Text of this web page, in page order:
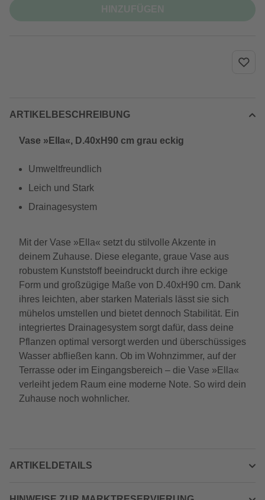
ARTIKELBESCHREIBUNG
Vase »Ella«, D.40xH90 cm grau eckig
Umweltfreundlich
Leich und Stark
Drainagesystem
Mit der Vase »Ella« setzt du stilvolle Akzente in
deinem Zuhause. Diese elegante, graue Vase aus
robustem Kunststoff beeindruckt durch ihre eckige
Form und großzügige Maße von D.40xH90 cm. Dank
ihres leichten, aber starken Materials lässt sie sich
mühelos umstellen und bietet dennoch Stabilität. Ein
integriertes Drainagesystem sorgt dafür, dass deine
Pflanzen optimal versorgt werden und überschüssiges
Wasser abfließen kann. Ob im Wohnzimmer, auf der
Terrasse oder im Eingangsbereich – die Vase »Ella«
verleiht jedem Raum eine moderne Note. So wird dein
Zuhause noch wohnlicher.
ARTIKELDETAILS